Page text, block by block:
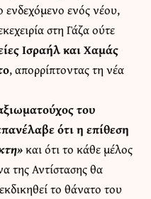
ενός νέου,
στη Γάζα ούτε
Ισραήλ και Χαμάς
, απορρίπτοντας τη νέα
του
ότι η επίθεση
και ότι το κάθε μέλος
της Αντίστασης θα
το θάνατο του